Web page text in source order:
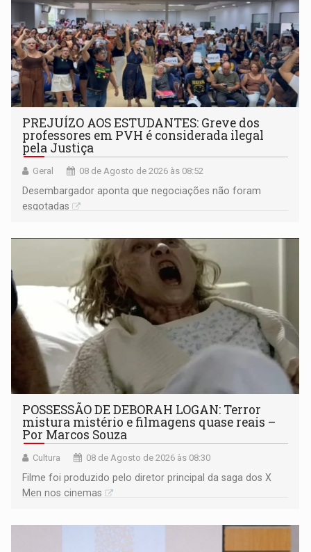
PREJUÍZO AOS ESTUDANTES: Greve dos
professores em PVH é considerada ilegal
pela Justiça
Geral 08 de Agosto de 2026 às 08:52
Desembargador aponta que negociações não foram
esgotadas
POSSESSÃO DE DEBORAH LOGAN: Terror
mistura mistério e filmagens quase reais –
Por Marcos Souza
Cultura 08 de Agosto de 2026 às 08:30
Filme foi produzido pelo diretor principal da saga dos X
Men nos cinemas